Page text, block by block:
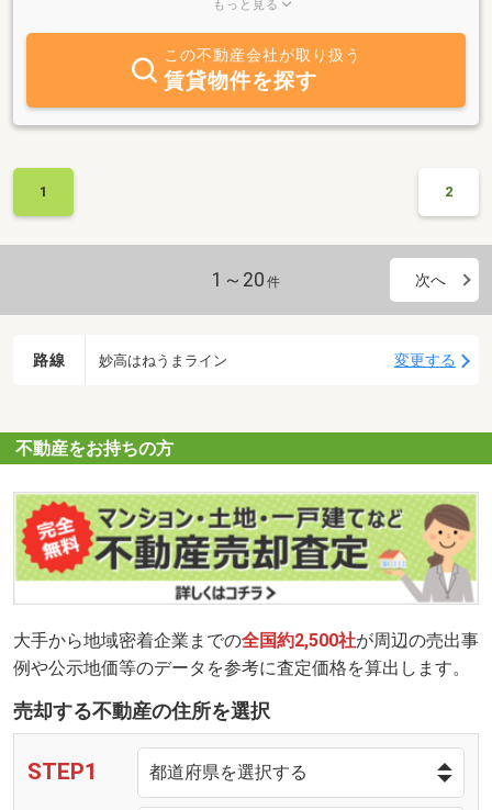
もっと見る
この不動産会社が取り扱う
賃貸物件を探す
1 2
1～20 件 次へ
路線 妙高はねうまライン 変更する
不動産をお持ちの方
大手から地域密着企業までの全国約2,500社が周辺の売出事
例や公示地価等のデータを参考に査定価格を算出します。
売却する不動産の住所を選択
STEP1